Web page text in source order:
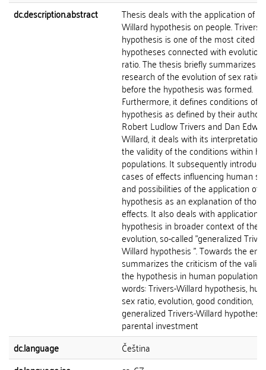
dc.description.abstract
Thesis deals with the application of
Willard hypothesis on people.
hypothesis is one of the most cited
hypotheses connected with
ratio. The thesis briefly summarizes
research of the evolution of sex ratio
before the hypothesis was formed.
Furthermore, it defines conditions of
hypothesis as defined by their authors
Robert Ludlow Trivers and Dan
Willard, it deals with its interpretation
the validity of the conditions within
populations. It subsequently
cases of effects influencing human
and possibilities of the application of
hypothesis as an explanation of those
effects. It also deals with application
hypothesis in broader context of the
evolution, so-called "generalized
Willard hypothesis ". Towards the
summarizes the criticism of the
the hypothesis in human population.
words: Trivers-Willard hypothesis,
sex ratio, evolution, good condition,
generalized Trivers-Willard hypothesis,
parental investment
dc.language
Čeština